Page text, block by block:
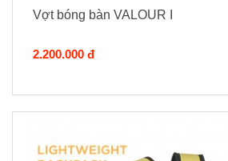
Vợt bóng bàn VALOUR I
2.200.000 đ